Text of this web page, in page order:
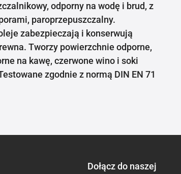
odporny na wodę i brud, z
paroprzepuszczalny.
zabezpieczają i konserwują
Tworzy powierzchnie odporne,
na kawę, czerwone wino i soki
zgodnie z normą DIN EN 71
Dołącz do naszej